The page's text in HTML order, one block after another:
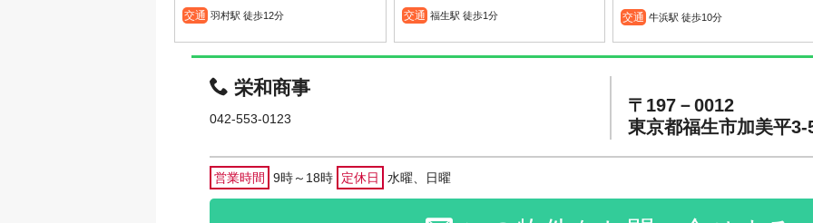
交通 羽村駅 徒歩12分 交通 福生駅 徒歩1分 交通 牛浜駅 徒歩10分
栄和商事
042-553-0123
〒197－0012
東京都福生市加美平3-
営業時間 9時～18時 定休日 水曜、日曜